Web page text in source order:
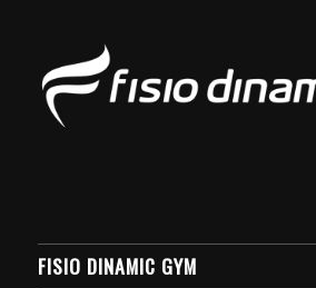
FISIO DINAMIC GYM